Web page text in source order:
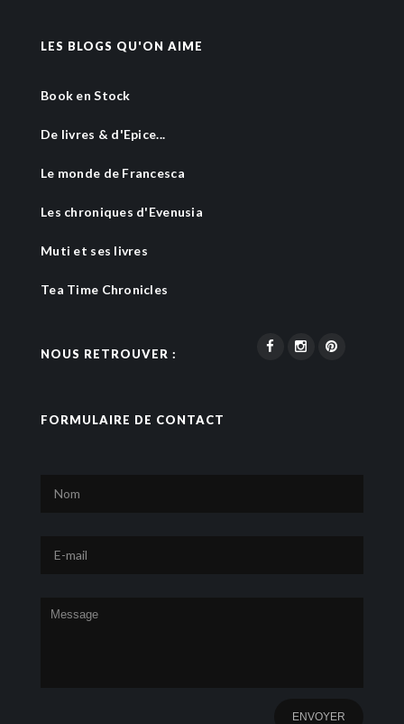
LES BLOGS QU'ON AIME
Book en Stock
De livres & d'Epice...
Le monde de Francesca
Les chroniques d'Evenusia
Muti et ses livres
Tea Time Chronicles
NOUS RETROUVER :
FORMULAIRE DE CONTACT